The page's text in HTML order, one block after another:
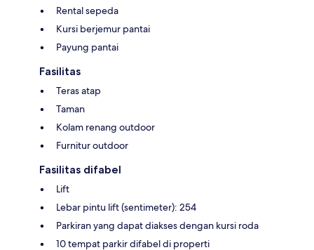
Rental sepeda
Kursi berjemur pantai
Payung pantai
Fasilitas
Teras atap
Taman
Kolam renang outdoor
Furnitur outdoor
Fasilitas difabel
Lift
Lebar pintu lift (sentimeter): 254
Parkiran yang dapat diakses dengan kursi roda
10 tempat parkir difabel di properti